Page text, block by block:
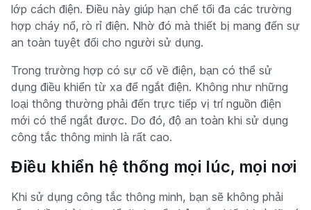
lớp cách điện. Điều này giúp hạn chế tối đa các trường
hợp cháy nổ, rò rỉ điện. Nhờ đó mà thiết bị mang đến sự
an toàn tuyệt đối cho người sử dụng.
Trong trường hợp có sự cố về điện, bạn có thể sử
dụng điều khiển từ xa để ngắt điện. Không như những
loại thông thường phải đến trực tiếp vị trí nguồn điện
mới có thể ngắt được. Do đó, độ an toàn khi sử dụng
công tắc thông minh là rất cao.
Điều khiển hệ thống mọi lúc, mọi nơi
Khi sử dụng công tắc thông minh, bạn sẽ không phải